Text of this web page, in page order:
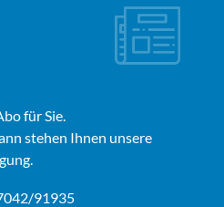
für Sie.
stehen Ihnen unsere
91935